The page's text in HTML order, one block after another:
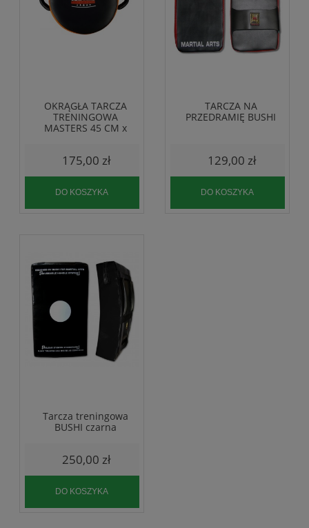
OKRĄGŁA TARCZA
TRENINGOWA
MASTERS 45 CM x
175,00 zł
DO KOSZYKA
TARCZA NA
PRZEDRAMIĘ BUSHI
129,00 zł
DO KOSZYKA
Tarcza treningowa
BUSHI czarna
250,00 zł
DO KOSZYKA